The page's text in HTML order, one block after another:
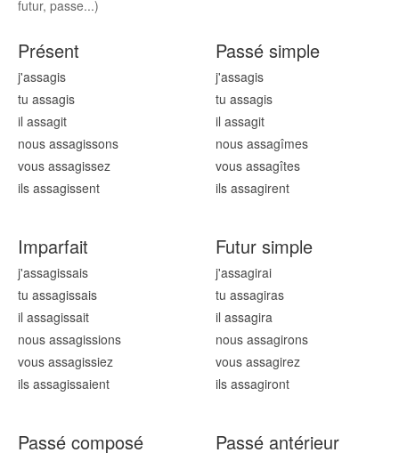
futur, passe...)
Présent
j'assagis
tu assagis
il assagit
nous assagissons
vous assagissez
ils assagissent
Passé simple
j'assagis
tu assagis
il assagit
nous assagîmes
vous assagîtes
ils assagirent
Imparfait
j'assagissais
tu assagissais
il assagissait
nous assagissions
vous assagissiez
ils assagissaient
Futur simple
j'assagirai
tu assagiras
il assagira
nous assagirons
vous assagirez
ils assagiront
Passé composé Passé antérieur